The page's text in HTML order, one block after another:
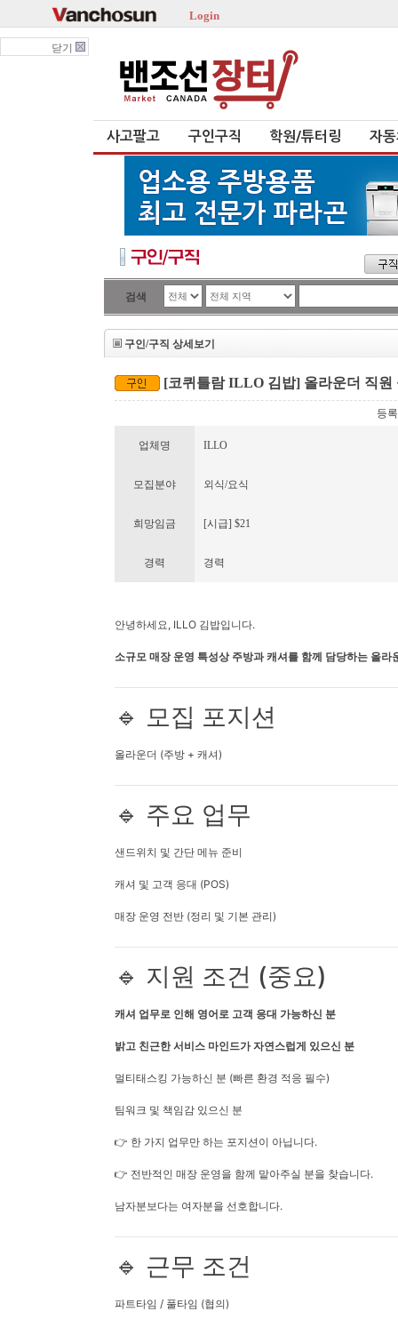
Login
닫기
사고팔고 구인구직 학원/튜터링 자
검색
구인/구직 상세보기
[코퀴틀람 ILLO 김밥] 올라운더 직원
등
업체명 ILLO
모집분야 외식/요식
희망임금 [시급] $21
경력 경력
안녕하세요, ILLO 김밥입니다.
소규모 매장 운영 특성상 주방과 캐셔를 함께 담당하는 올라
🔹 모집 포지션
올라운더 (주방 + 캐셔)
🔹 주요 업무
샌드위치 및 간단 메뉴 준비
캐셔 및 고객 응대 (POS)
매장 운영 전반 (정리 및 기본 관리)
🔹 지원 조건 (중요)
캐셔 업무로 인해 영어로 고객 응대 가능하신 분
밝고 친근한 서비스 마인드가 자연스럽게 있으신 분
멀티태스킹 가능하신 분 (빠른 환경 적응 필수)
팀워크 및 책임감 있으신 분
👉 한 가지 업무만 하는 포지션이 아닙니다.
👉 전반적인 매장 운영을 함께 맡아주실 분을 찾습니다.
남자분보다는 여자분을 선호합니다.
🔹 근무 조건
파트타임 / 풀타임 (협의)